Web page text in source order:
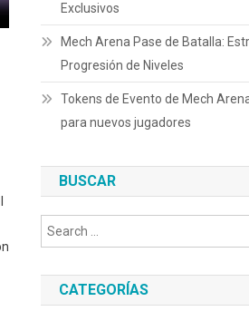
Exclusivos
Mech Arena Pase de Batalla:
Progresión de Niveles
Tokens de Evento de Mech
para nuevos jugadores
BUSCAR
CATEGORÍAS